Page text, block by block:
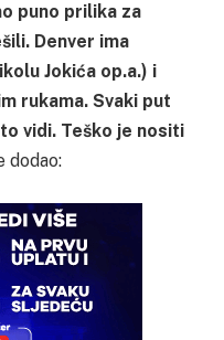
puno prilika za
Denver ima
Jokića op.a.) i
rukama. Svaki put
vidi. Teško je nositi
dodao: